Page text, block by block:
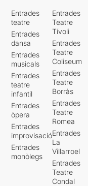
Entrades
teatre
Entrades
dansa
Entrades
musicals
Entrades
teatre
infantil
Entrades
òpera
Entrades
improvisació
Entrades
monòlegs
Entrades
Teatre
Tívoli
Entrades
Teatre
Coliseum
Entrades
Teatre
Borràs
Entrades
Teatre
Romea
Entrades
La
Villarroel
Entrades
Teatre
Condal